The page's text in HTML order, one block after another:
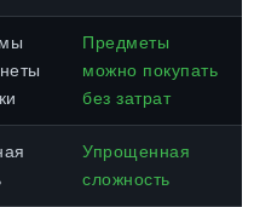
Предметы
можно покупать
без затрат
Упрощенная
сложность